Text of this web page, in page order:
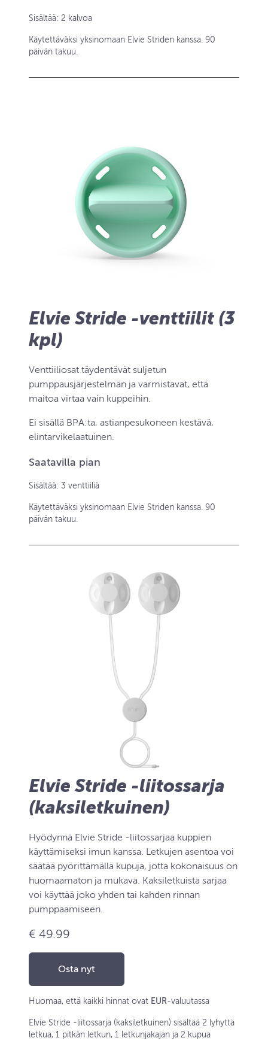
Sisältää: 2 kalvoa
Käytettäväksi yksinomaan Elvie Striden kanssa. 90
päivän takuu.
Elvie Stride -venttiilit (3
kpl)
Venttiiliosat täydentävät suljetun
pumppausjärjestelmän ja varmistavat, että
maitoa virtaa vain kuppeihin.
Ei sisällä BPA:ta, astianpesukoneen kestävä,
elintarvikelaatuinen.
Saatavilla pian
Sisältää: 3 venttiiliä
Käytettäväksi yksinomaan Elvie Striden kanssa. 90
päivän takuu.
Elvie Stride -liitossarja
(kaksiletkuinen)
Hyödynnä Elvie Stride -liitossarjaa kuppien
käyttämiseksi imun kanssa. Letkujen asentoa voi
säätää pyörittämällä kupuja, jotta kokonaisuus on
huomaamaton ja mukava. Kaksiletkuista sarjaa
voi käyttää joko yhden tai kahden rinnan
pumppaamiseen.
€ 49.99
Osta nyt
Huomaa, että kaikki hinnat ovat EUR-valuutassa
Elvie Stride -liitossarja (kaksiletkuinen) sisältää 2 lyhyttä
letkua, 1 pitkän letkun, 1 letkunjakajan ja 2 kupua